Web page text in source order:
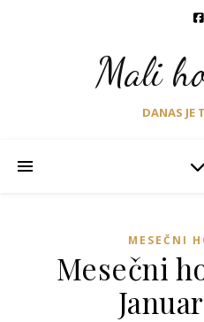
Mali
DANAS JE
MESEČNI
Mesečni